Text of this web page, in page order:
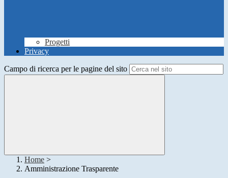
Progetti
Privacy
Campo di ricerca per le pagine del sito
Home >
Amministrazione Trasparente